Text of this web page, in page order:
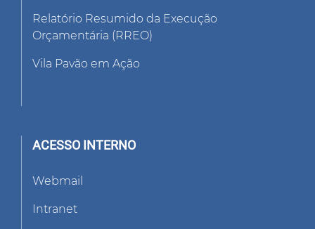
Relatório Resumido da Execução
Orçamentária (RREO)
Vila Pavão em Ação
ACESSO INTERNO
Webmail
Intranet